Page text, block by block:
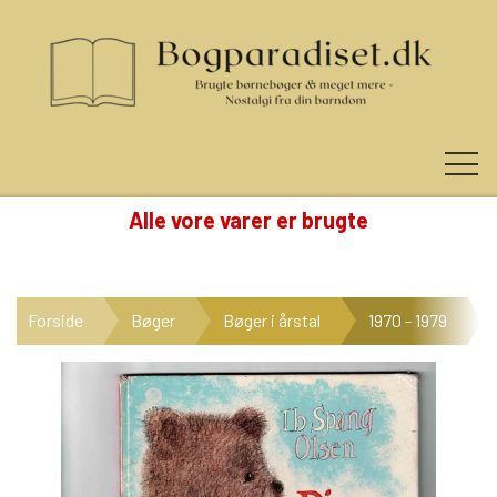
NYHEDER
KATEGORIER
Alle vore varer er brugte
Forside Bøger Bøger i årstal 1970 - 1979